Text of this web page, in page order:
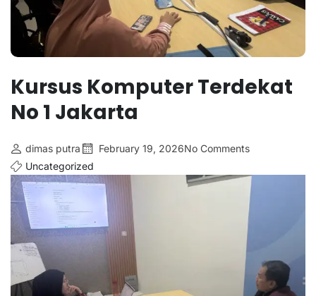
Kursus Komputer Terdekat
No 1 Jakarta
dimas putra February 19, 2026No Comments
Uncategorized